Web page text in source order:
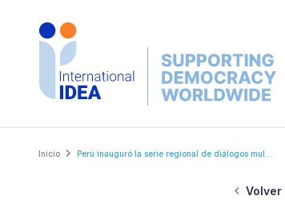
Breadcrumb
Inicio Perú inauguró la serie regional de diálogos mul...
Volver